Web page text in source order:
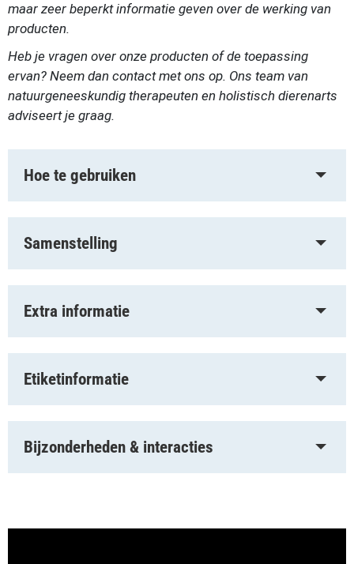
maar zeer beperkt informatie geven over de werking van
producten.
Heb je vragen over onze producten of de toepassing
ervan? Neem dan contact met ons op. Ons team van
natuurgeneeskundig therapeuten en holistisch dierenarts
adviseert je graag.
Hoe te gebruiken
Samenstelling
Extra informatie
Etiketinformatie
Bijzonderheden & interacties